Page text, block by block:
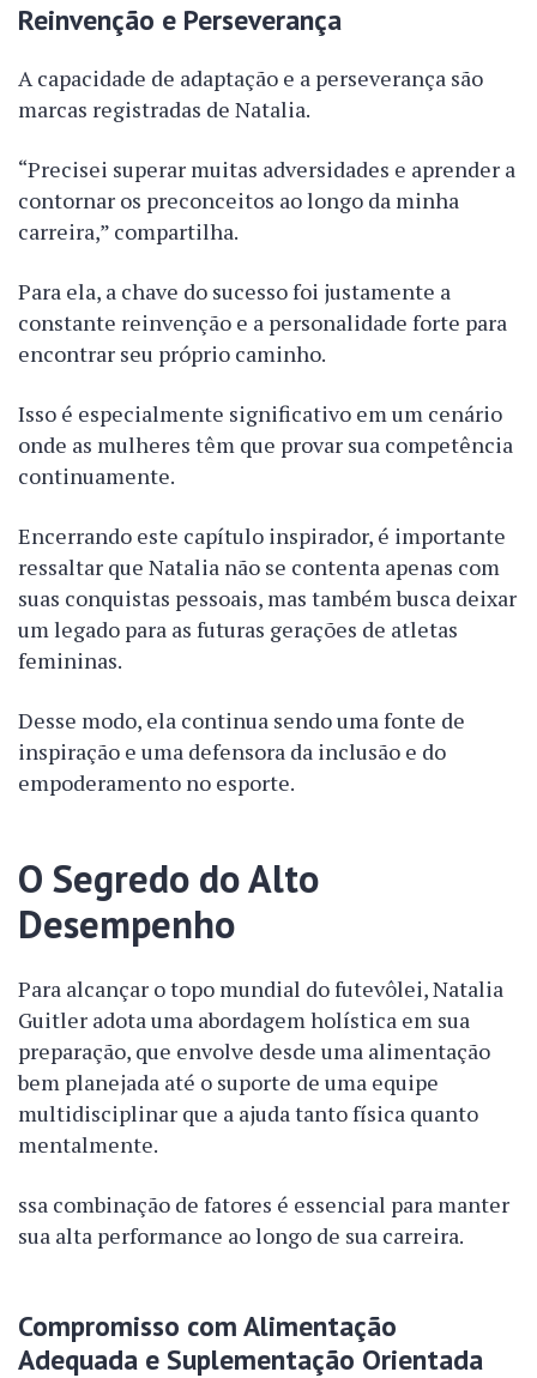
Reinvenção e Perseverança
A capacidade de adaptação e a perseverança são
marcas registradas de Natalia.
“Precisei superar muitas adversidades e aprender a
contornar os preconceitos ao longo da minha
carreira,” compartilha.
Para ela, a chave do sucesso foi justamente a
constante reinvenção e a personalidade forte para
encontrar seu próprio caminho.
Isso é especialmente significativo em um cenário
onde as mulheres têm que provar sua competência
continuamente.
Encerrando este capítulo inspirador, é importante
ressaltar que Natalia não se contenta apenas com
suas conquistas pessoais, mas também busca deixar
um legado para as futuras gerações de atletas
femininas.
Desse modo, ela continua sendo uma fonte de
inspiração e uma defensora da inclusão e do
empoderamento no esporte.
O Segredo do Alto
Desempenho
Para alcançar o topo mundial do futevôlei, Natalia
Guitler adota uma abordagem holística em sua
preparação, que envolve desde uma alimentação
bem planejada até o suporte de uma equipe
multidisciplinar que a ajuda tanto física quanto
mentalmente.
ssa combinação de fatores é essencial para manter
sua alta performance ao longo de sua carreira.
Compromisso com Alimentação
Adequada e Suplementação Orientada